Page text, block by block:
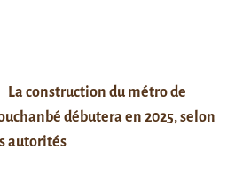
La construction du métro de
débutera en 2025, selon
autorités